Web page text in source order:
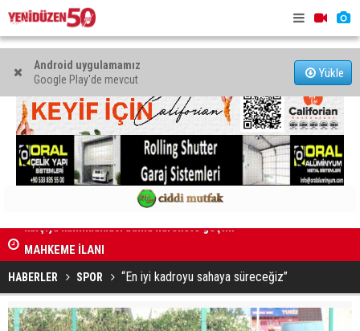
Android uygulamamız
Google Play'de mevcut
Yükle
MAHKEME İLANI
HABERLER SPOR “En iyi kadroyu sahaya süreceğiz”